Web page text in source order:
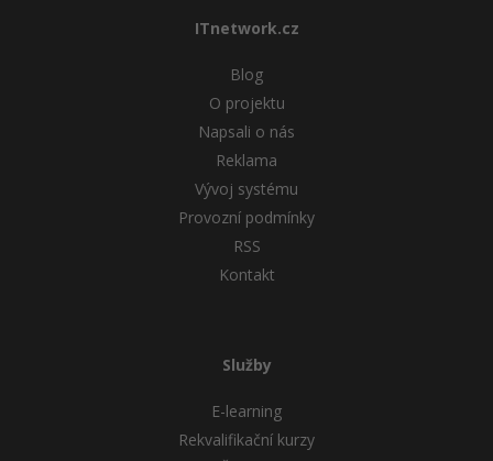
ITnetwork.cz
Blog
O projektu
Napsali o nás
Reklama
Vývoj systému
Provozní podmínky
RSS
Kontakt
Služby
E-learning
Rekvalifikační kurzy